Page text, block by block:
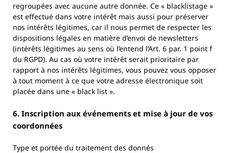
regroupées avec aucune autre donnée. Ce « blacklistage »
est effectué dans votre intérêt mais aussi pour préserver
nos intérêts légitimes, car il nous permet de respecter les
dispositions légales en matière d’envoi de newsletters
(intérêts légitimes au sens où l’entend l’Art. 6 par. 1 point f
du RGPD). Au cas où votre intérêt serait prioritaire par
rapport à nos intérêts légitimes, vous pouvez vous opposer
à tout moment à ce que votre adresse électronique soit
placée dans une « black list ».
6. Inscription aux événements et mise à jour de vos
coordonnées
Type et portée du traitement des donnés